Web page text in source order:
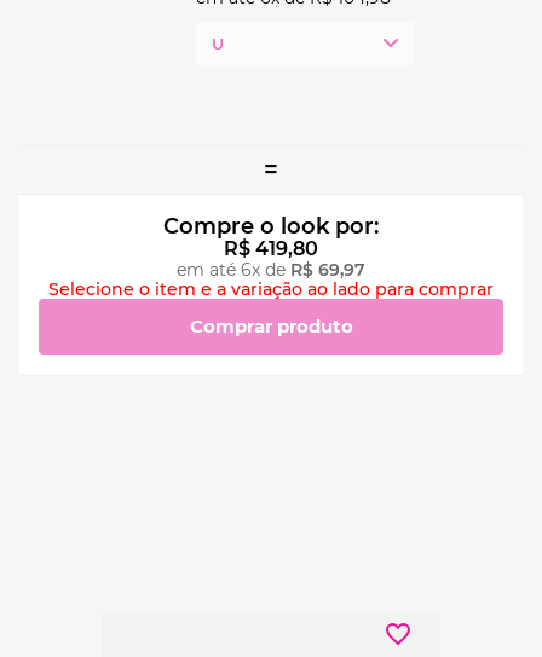
U
=
Compre o look por:
R$ 419,80
em até 6x de R$ 69,97
Selecione o item e a variação ao lado para comprar
Comprar produto